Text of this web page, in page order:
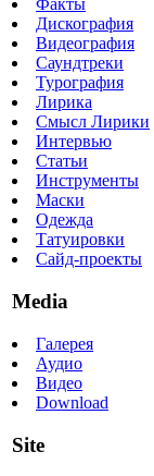
Факты
Дискография
Видеография
Саундтреки
Турография
Лирика
Смысл Лирики
Интервью
Статьи
Инструменты
Маски
Одежда
Татуировки
Сайд-проекты
Media
Галерея
Аудио
Видео
Download
Site